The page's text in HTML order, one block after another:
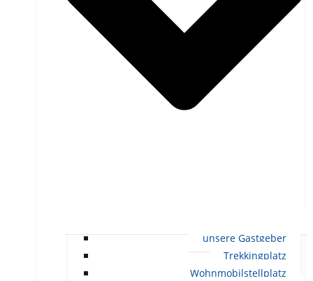
unsere Gastgeber
Trekkingplatz
Wohnmobilstellplatz